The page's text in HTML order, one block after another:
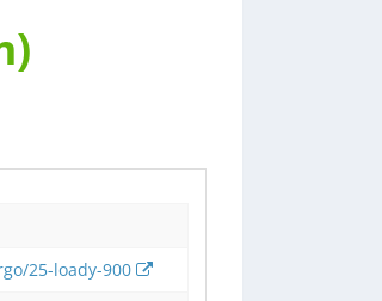
25-loady-900